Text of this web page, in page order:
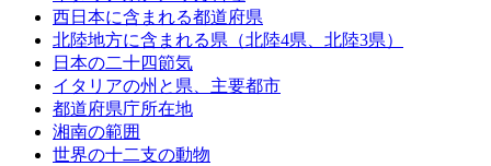
西日本に含まれる都道府県
北陸地方に含まれる県（北陸4県、北陸3県）
日本の二十四節気
イタリアの州と県、主要都市
都道府県庁所在地
湘南の範囲
世界の十二支の動物